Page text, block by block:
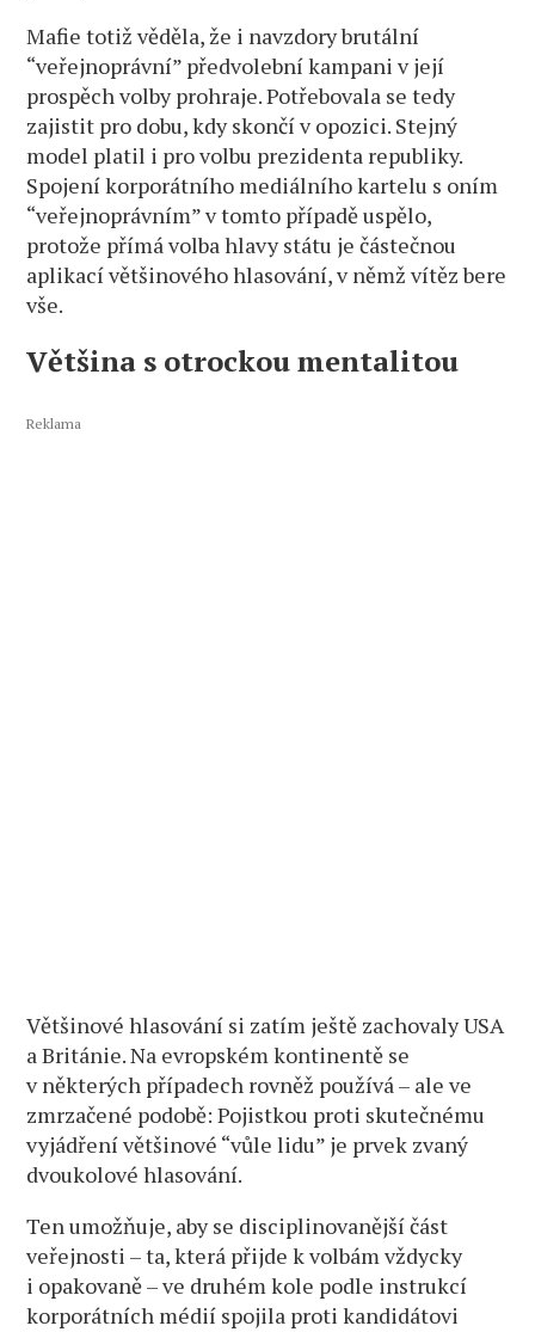
Mafie totiž věděla, že i navzdory brutální
“veřejnoprávní” předvolební kampani v její
prospěch volby prohraje. Potřebovala se tedy
zajistit pro dobu, kdy skončí v opozici. Stejný
model platil i pro volbu prezidenta republiky.
Spojení korporátního mediálního kartelu s oním
“veřejnoprávním” v tomto případě uspělo,
protože přímá volba hlavy státu je částečnou
aplikací většinového hlasování, v němž vítěz bere
vše.
Většina s otrockou mentalitou
Reklama
Většinové hlasování si zatím ještě zachovaly USA
a Británie. Na evropském kontinentě se
v některých případech rovněž používá – ale ve
zmrzačené podobě: Pojistkou proti skutečnému
vyjádření většinové “vůle lidu” je prvek zvaný
dvoukolové hlasování.
Ten umožňuje, aby se disciplinovanější část
veřejnosti – ta, která přijde k volbám vždycky
i opakovaně – ve druhém kole podle instrukcí
korporátních médií spojila proti kandidátovi